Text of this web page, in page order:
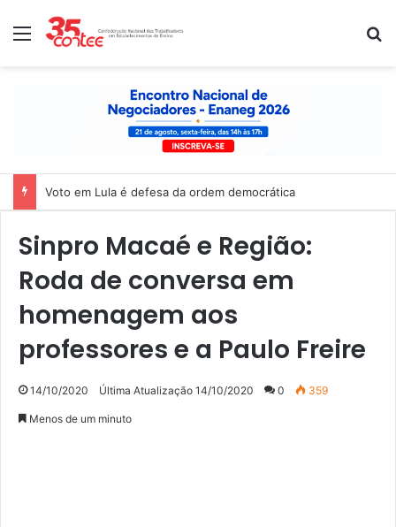
Menu
Voto em Lula é defesa da ordem democrática
Sinpro Macaé e Região:
Roda de conversa em
homenagem aos
professores e a Paulo Freire
14/10/2020 Última Atualização 14/10/2020 0 359
Menos de um minuto